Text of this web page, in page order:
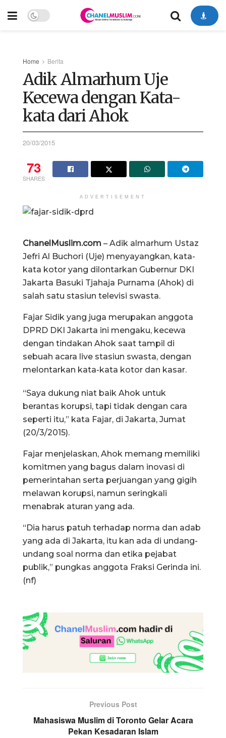
Home Berita
Adik Almarhum Uje
Kecewa dengan Kata-
kata dari Ahok
20/03/2015
73
SHARES
ADVERTISEMENT
ChanelMuslim.com – Adik almarhum Ustaz
Jefri Al Buchori (Uje) menyayangkan, kata-
kata kotor yang dilontarkan Gubernur DKI
Jakarta Basuki Tjahaja Purnama (Ahok) di
salah satu stasiun televisi swasta.
Fajar Sidik yang juga merupakan anggota
DPRD DKI Jakarta ini mengaku, kecewa
dengan tindakan Ahok saat tampil di
sebuah acara live stasiun swasta, dengan
melontarkan kata-kata kotor dan kasar.
“Saya dukung niat baik Ahok untuk
berantas korupsi, tapi tidak dengan cara
seperti itu,” kata Fajar, di Jakarta, Jumat
(20/3/2015).
Fajar menjelaskan, Ahok memang memiliki
komitmen yang bagus dalam inovasi di
pemerintahan serta perjuangan yang gigih
melawan korupsi, namun seringkali
menabrak aturan yang ada.
“Dia harus patuh terhadap norma dan adab
yang ada di Jakarta, itu kan ada di undang-
undang soal norma dan etika pejabat
publik,” pungkas anggota Fraksi Gerinda ini.
(nf)
Previous Post
Mahasiswa Muslim di Toronto Gelar Acara
Pekan Kesadaran Islam